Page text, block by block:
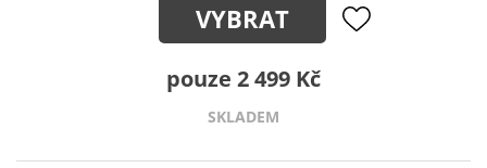
VYBRAT
pouze 2 499 Kč
SKLADEM